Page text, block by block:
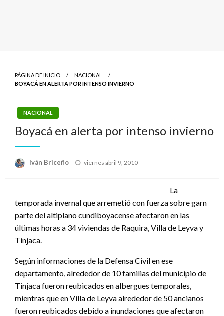
PÁGINA DE INICIO
NACIONAL
BOYACÁ EN ALERTA POR INTENSO INVIERNO
NACIONAL
Boyacá en alerta por intenso invierno
Iván Briceño
Publicado
viernes abril 9, 2010
La
temporada invernal que arremetió con fuerza sobre garn
parte del altiplano cundiboyacense afectaron en las
últimas horas a 34 viviendas de Raquira, Villa de Leyva y
Tinjaca.
Según informaciones de la Defensa Civil en ese
departamento, alrededor de 10 familias del municipio de
Tinjaca fueron reubicados en albergues temporales,
mientras que en Villa de Leyva alrededor de 50 ancianos
fueron reubicados debido a inundaciones que afectaron